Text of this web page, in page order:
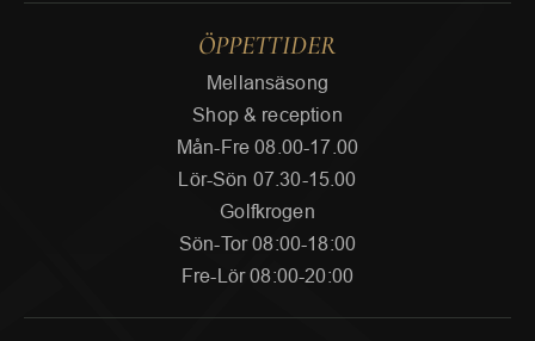
ÖPPETTIDER
Mellansäsong
Shop & reception
Mån-Fre 08.00-17.00
Lör-Sön 07.30-15.00
Golfkrogen
Sön-Tor 08:00-18:00
Fre-Lör 08:00-20:00